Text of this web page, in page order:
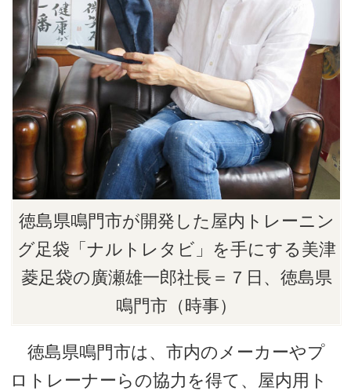
徳島県鳴門市が開発した屋内トレーニン
グ足袋「ナルトレタビ」を手にする美津
菱足袋の廣瀬雄一郎社長＝７日、徳島県
鳴門市（時事）
徳島県鳴門市は、市内のメーカーやプ
ロトレーナーらの協力を得て、屋内用ト